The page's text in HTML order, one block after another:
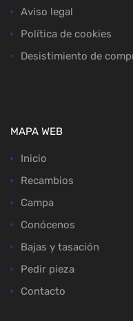
Aviso legal
Política de cookies
Desistimiento de
MAPA WEB
Inicio
Recambios
Campa
Conócenos
Bajas y tasación
Pedir pieza
Contacto